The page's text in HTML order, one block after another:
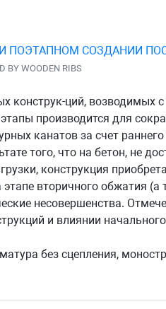
ПОЭТАПНОМ СОЗДАНИИ
BY WOODEN RIBS
конструк-ций, возводимых
производится для
канатов за счет
того, что на бетон, не
конструкция
вторичного обжатия
несовершенства.
и влиянии
без сцепления,